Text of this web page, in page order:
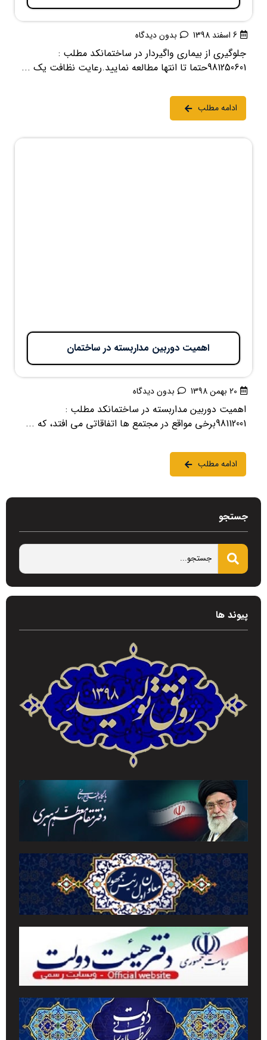
6 اسفند 1398 بدون دیدگاه
جلوگیری از بیماری واگیردار در ساختمانکد مطلب :
981250601حتما تا انتها مطالعه نمایید.رعایت نظافت یک ...
ادامه مطلب
اهمیت دوربین مداربسته در ساختمان
20 بهمن 1398 بدون دیدگاه
اهمیت دوربین مداربسته در ساختمانکد مطلب :
98112001برخی مواقع در مجتمع ها اتفاقاتی می افتد، که ...
ادامه مطلب
جستجو
پیوند ها